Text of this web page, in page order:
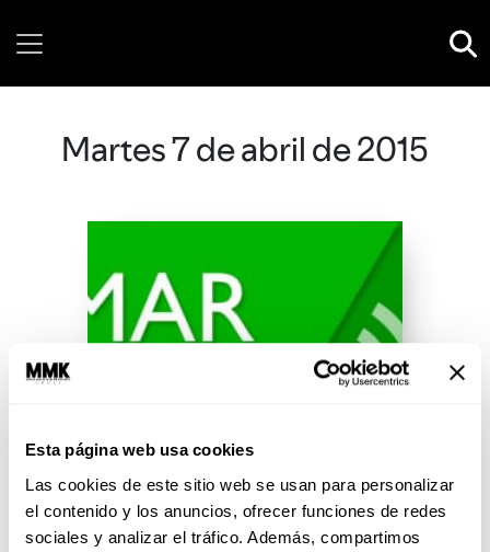
Esta página web usa cookies
Las cookies de este sitio web se usan para personalizar
el contenido y los anuncios, ofrecer funciones de redes
sociales y analizar el tráfico. Además, compartimos
Martes 7 de abril de 2015
Martes 7 de abril de 2015